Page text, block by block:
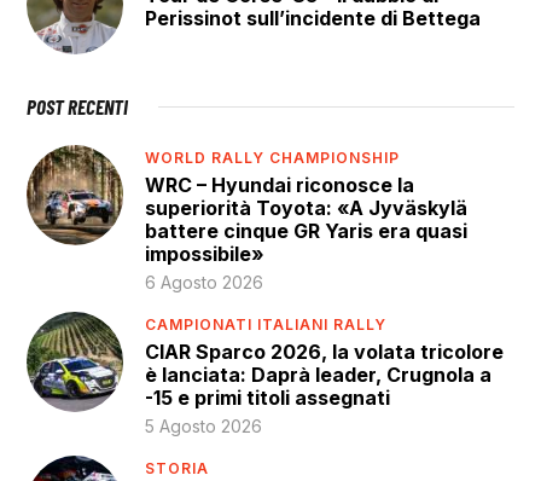
Perissinot sull’incidente di Bettega
POST RECENTI
WORLD RALLY CHAMPIONSHIP
WRC – Hyundai riconosce la
superiorità Toyota: «A Jyväskylä
battere cinque GR Yaris era quasi
impossibile»
6 Agosto 2026
CAMPIONATI ITALIANI RALLY
CIAR Sparco 2026, la volata tricolore
è lanciata: Daprà leader, Crugnola a
-15 e primi titoli assegnati
5 Agosto 2026
STORIA